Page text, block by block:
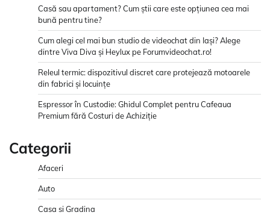
Casă sau apartament? Cum știi care este opțiunea cea mai
bună pentru tine?
Cum alegi cel mai bun studio de videochat din Iași? Alege
dintre Viva Diva și Heylux pe Forumvideochat.ro!
Releul termic: dispozitivul discret care protejează motoarele
din fabrici și locuințe
Espressor în Custodie: Ghidul Complet pentru Cafeaua
Premium fără Costuri de Achiziție
Categorii
Afaceri
Auto
Casa si Gradina